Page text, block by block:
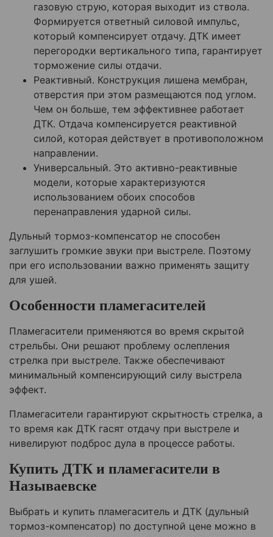
газовую струю, которая выходит из ствола.
Формируется ответный силовой импульс,
который компенсирует отдачу. ДТК имеет
перегородки вертикального типа, гарантирует
торможение силы отдачи.
Реактивный. Конструкция лишена мембран,
отверстия при этом размещаются под углом.
Чем он больше, тем эффективнее работает
ДТК. Отдача компенсируется реактивной
силой, которая действует в противоположном
направлении.
Универсальный. Это активно-реактивные
модели, которые характеризуются
использованием обоих способов
перенаправления ударной силы.
Дульный тормоз-компенсатор не способен
заглушить громкие звуки при выстреле. Поэтому
при его использовании важно применять защиту
для ушей.
Особенности пламегасителей
Пламегасители применяются во время скрытой
стрельбы. Они решают проблему ослепления
стрелка при выстреле. Также обеспечивают
минимальный компенсирующий силу выстрела
эффект.
Пламегасители гарантируют скрытность стрелка, а
то время как ДТК гасят отдачу при выстреле и
нивелируют подброс дула в процессе работы.
Купить ДТК и пламегасители в
Называевске
Выбрать и купить пламегаситель и ДТК (дульный
тормоз-компенсатор) по доступной цене можно в